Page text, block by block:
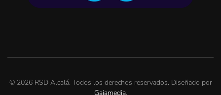
© 2026RSD Alcalá. Todos los derechos reservados. Diseñado por
Gaiamedia.